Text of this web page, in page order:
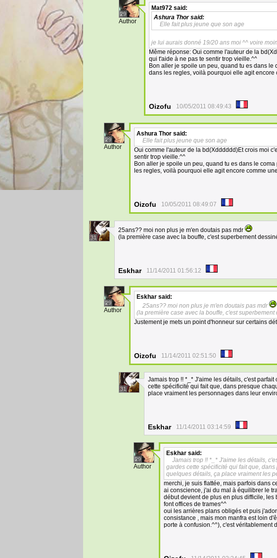
29
Author
Mat972 said:
Ashura Thorsaid:
Elle fait plus jeune que son age
je lui aurais donné 19/20 ans moi ^^ voire
Même réponse: Oui comme l'auteur de la
qui t'aide à ne pas te sentir trop vieille.^^
Bon aller je spoile un peu, quand tu es dans
dans les regles, voilà pourquoi elle agit
Oizofu 10/05/2011 08:49:43
29
Author
Ashura Thor said:
Elle fait plus jeune que son age
Oui comme l'auteur de la bd(Xdddddd)Et crois moi
sentir trop vieille.^^
Bon aller je spoile un peu, quand tu es dans le
les regles, voilà pourquoi elle agit encore comme
Oizofu 10/05/2011 08:49:07
31
25ans?? moi non plus je m'en doutais pas mdr
(la première case avec la bouffe, c'est superbement
Eskhar 11/14/2011 01:56:12
29
Author
Eskhar said:
25ans?? moi non plus je m'en doutais pas mdr
(la première case avec la bouffe, c'est
Justement je mets un point d'honneur sur certains
Oizofu 11/14/2011 02:51:50
31
Jamais trop !! *_* J'aime les détails, c'est
cette spécificité qui fait que, dans presque
place vraiment les personnages dans leur
Eskhar 11/14/2011 03:14:59
29
Author
Eskhar said:
Jamais trop !! *_* J'aime les détails,
gardes cette spécificité qui fait que,
quelques détails, ça place vraiment les
merchi, je suis flattée, mais parfois dans
ai conscience, j'ai du mal à équilibrer le
début devient de plus en plus difficile,
font offices de trames^^
oui les arrières plans obligés et puis
consistance , mais mon manfra est loin
porte à confusion.^^), c'est véritablement